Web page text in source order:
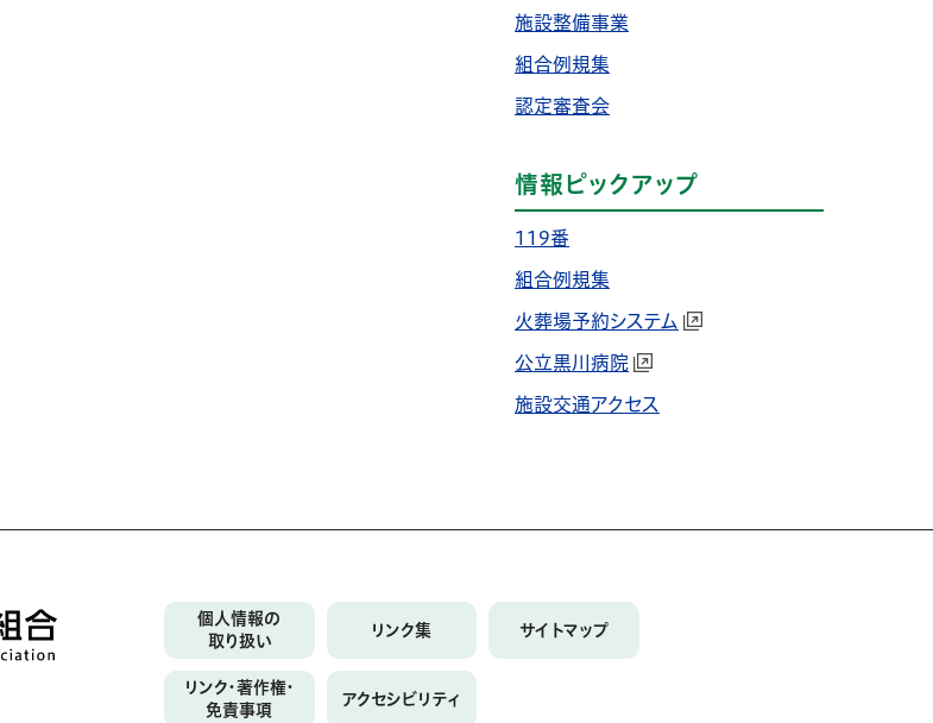
施設整備事業
組合例規集
認定審査会
情報ピックアップ
119番
組合例規集
火葬場予約システム
公立黒川病院
施設交通アクセス
個人情報の
取り扱い
リンク集 サイトマップ
リンク・著作権・
免責事項
アクセシビリティ